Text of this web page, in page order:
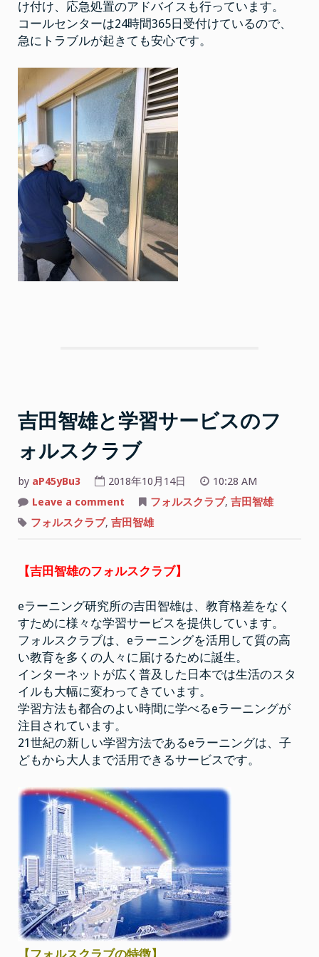
け付け、応急処置のアドバイスも行っています。
コールセンターは24時間365日受付けているので、
急にトラブルが起きても安心です。
吉田智雄と学習サービスのフ
ォルスクラブ
by aP45yBu3 2018年10月14日
10:28 AM
Leave a comment
田
智
習
ビ
ス
の
フ
ォ
ル
ス
ク
ラ
ブ
フォルスクラブ, 吉田智雄
フォルスクラブ, 吉田智雄
【吉田智雄のフォルスクラブ】
eラーニング研究所の吉田智雄は、教育格差をなく
すために様々な学習サービスを提供しています。
フォルスクラブは、eラーニングを活用して質の高
い教育を多くの人々に届けるために誕生。
インターネットが広く普及した日本では生活のスタ
イルも大幅に変わってきています。
学習方法も都合のよい時間に学べるeラーニングが
注目されています。
21世紀の新しい学習方法であるeラーニングは、子
どもから大人まで活用できるサービスです。
【フォルスクラブの特徴】